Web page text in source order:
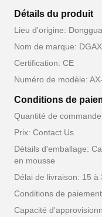
Détails du produit
Lieu d'origine:
Nom de marque: DGAX
Certification: CE
Numéro de modèle:
Conditions de
Quantité de
Prix: Contact Us
Détails d'emballage:
en mousse
Délai de livraison: 15 à
Conditions de
Capacité